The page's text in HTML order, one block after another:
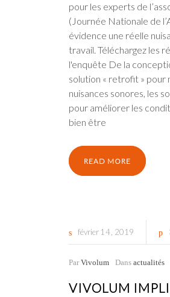
pour les experts de
(Journée Nationale de
évidence une réelle
travail. Téléchargez les
l'enquête De la
solution « retrofit » pour
nuisances sonores, les
pour améliorer les
bien être
READ MORE
février 14 2019
Par Vivolum Dans actualités
VIVOLUM